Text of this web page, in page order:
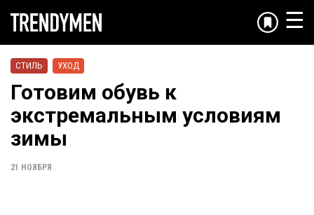
☰
СТИЛЬ УХОД
Готовим обувь к
экстремальным условиям
зимы
21 НОЯБРЯ